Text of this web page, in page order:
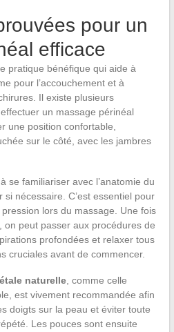
pour un
efficace
pratique bénéfique qui aide à
pour l’accouchement et à
Il existe plusieurs
un massage périnéal
une position confortable,
sur le côté, avec les jambres
se familiariser avec l’anatomie du
nécessaire. C’est essentiel pour
lors du massage. Une fois
on peut passer aux procédures de
profondées et relaxer tous
cruciales avant de commencer.
naturelle, comme celle
est vivement recommandée afin
doigts sur la peau et éviter toute
Les pouces sont ensuite